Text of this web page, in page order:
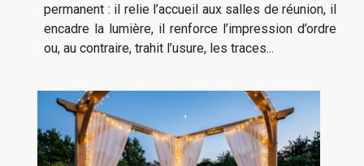
permanent : il relie l’accueil aux salles de réunion, il
encadre la lumière, il renforce l’impression d’ordre
ou, au contraire, trahit l’usure, les traces...